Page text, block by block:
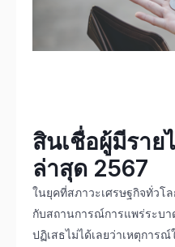
สินเชื่อผู้มีราย
ล่าสุด 2567
ในยุคที่สภาวะเศรษฐกิจทั่วโ
กับสถานการณ์การแพร่ระบา
ปฏิเสธไม่ได้เลยว่าเหตุการ